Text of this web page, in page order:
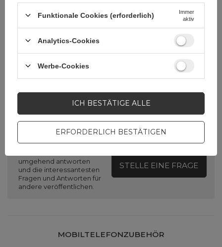
Zentimetern
Brauchen Sie Hilfe? Haben Sie
Fragen?
Stellen Sie eine Frage,
umgehend antworten
und die interessantesten
Fragen und Antworten für
andere veröffentlichen.
STELLE EINE FRAGE
MOBILTELEFONZUBEHÖR
Funktionale Cookies (erforderlich)
Immer
aktiv
Analytics-Cookies
Werbe-Cookies
ERFORDERLICH BESTÄTIGEN
ICH BESTÄTIGE ALLE